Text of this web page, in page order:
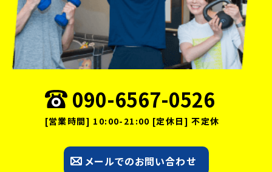
090-6567-0526
[営業時間] 10:00-21:00 [定休日] 不定休
メールでのお問い合わせ